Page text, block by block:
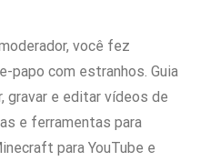
você fez
papo com estranhos. Guia
gravar e editar vídeos de
e ferramentas para
para YouTube e